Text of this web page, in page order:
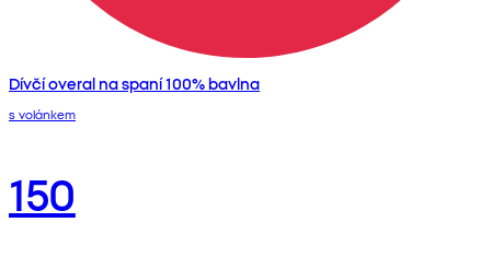
Dívčí overal na spaní 100% bavlna
s volánkem
150